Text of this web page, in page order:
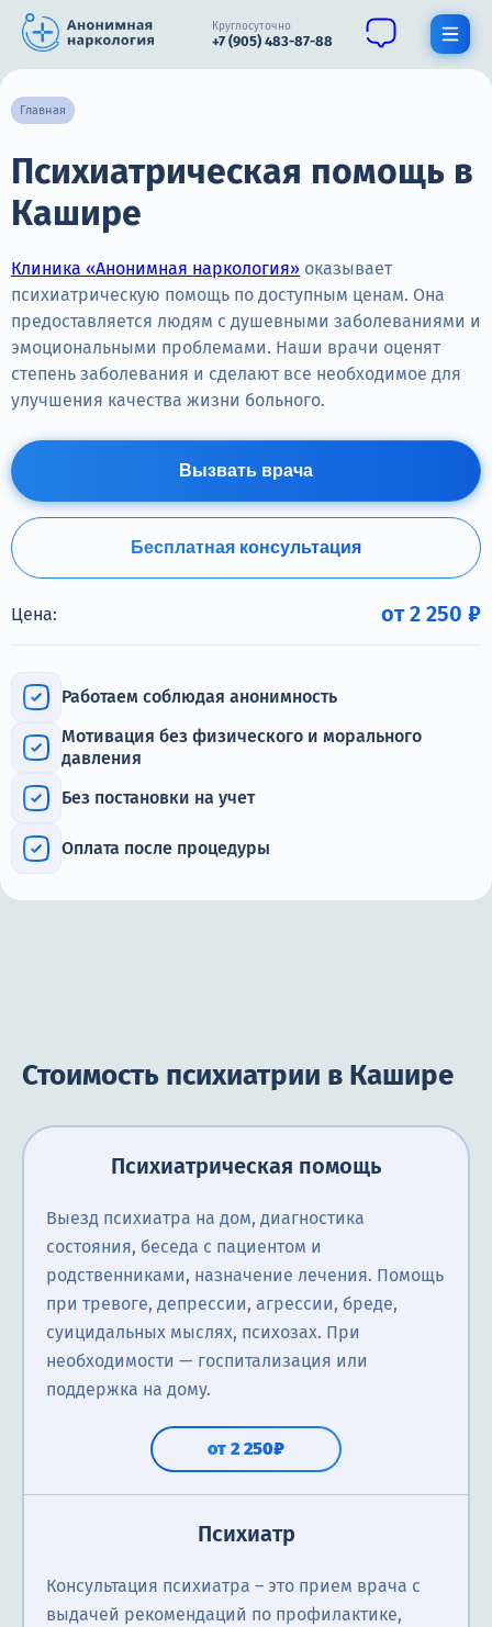
Круглосуточно
+7 (905) 483-87-88
О нас
Наркомания
Алкоголизм
Нарколог
Стационар
Психиатрия
Терапия
+7 (905) 483-87-88
Адрес call-центра
Кашира, ул. Больничная, 1А
Главная
Психиатрическая помощь в
Кашире
Клиника «Анонимная наркология» оказывает
психиатрическую помощь по доступным ценам. Она
предоставляется людям с душевными заболеваниями и
эмоциональными проблемами. Наши врачи оценят
степень заболевания и сделают все необходимое для
улучшения качества жизни больного.
Вызвать врача
Бесплатная консультация
Цена: от 2 250 ₽
Работаем соблюдая анонимность
Мотивация без физического и морального
давления
Без постановки на учет
Оплата после процедуры
Стоимость психиатрии в Кашире
Психиатрическая помощь
Выезд психиатра на дом, диагностика
состояния, беседа с пациентом и
родственниками, назначение лечения. Помощь
при тревоге, депрессии, агрессии, бреде,
суицидальных мыслях, психозах. При
необходимости — госпитализация или
поддержка на дому.
от 2 250₽
Психиатр
Консультация психиатра ― это прием врача с
выдачей рекомендаций по профилактике,